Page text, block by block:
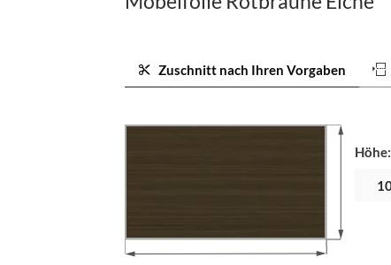
Zuschnitt nach Ihren Vorgaben
Höhe: